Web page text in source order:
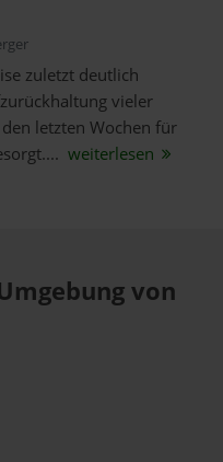
zuletzt deutlich
vieler
letzten Wochen für
weiterlesen
von